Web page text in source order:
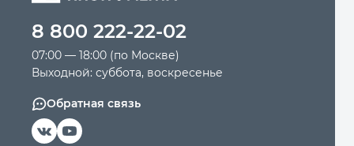
8 800 222-22-02
07:00 — 18:00 (по Москве)
Выходной: суббота, воскресенье
Обратная связь